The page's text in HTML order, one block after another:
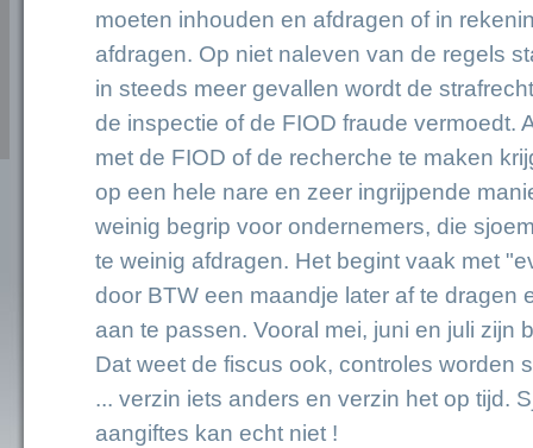
moeten inhouden en afdragen of in
afdragen. Op niet naleven van de regels
in steeds meer gevallen wordt de
de inspectie of de FIOD fraude vermoedt.
met de FIOD of de recherche te maken
op een hele nare en zeer ingrijpende
weinig begrip voor ondernemers, die
te weinig afdragen. Het begint vaak met
door BTW een maandje later af te dragen
aan te passen. Vooral mei, juni en juli zijn
Dat weet de fiscus ook, controles worden
... verzin iets anders en verzin het op tijd.
aangiftes kan echt niet !